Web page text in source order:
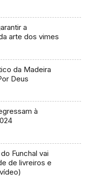
a
arte dos vimes
da Madeira
Deus
à
Funchal vai
de livreiros e